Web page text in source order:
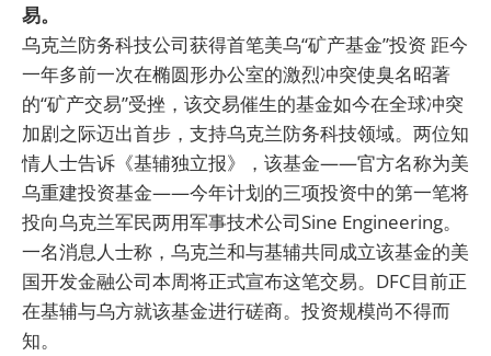
易。
乌克兰防务科技公司获得首笔美乌“矿产基金”投资 距今
一年多前一次在椭圆形办公室的激烈冲突使臭名昭著
的“矿产交易”受挫，该交易催生的基金如今在全球冲突
加剧之际迈出首步，支持乌克兰防务科技领域。两位知
情人士告诉《基辅独立报》，该基金——官方名称为美
乌重建投资基金——今年计划的三项投资中的第一笔将
投向乌克兰军民两用军事技术公司Sine Engineering。
一名消息人士称，乌克兰和与基辅共同成立该基金的美
国开发金融公司本周将正式宣布这笔交易。DFC目前正
在基辅与乌方就该基金进行磋商。投资规模尚不得而
知。